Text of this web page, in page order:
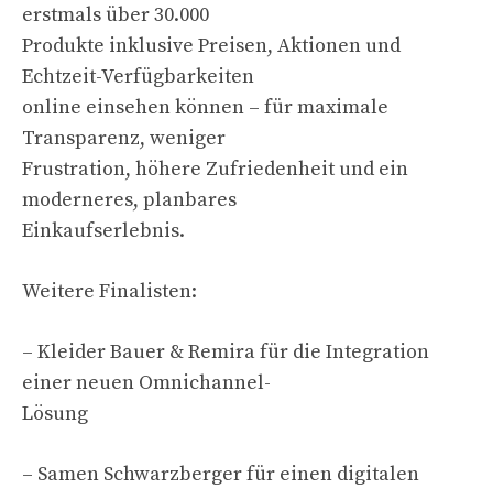
erstmals über 30.000
Produkte inklusive Preisen, Aktionen und
Echtzeit-Verfügbarkeiten
online einsehen können – für maximale
Transparenz, weniger
Frustration, höhere Zufriedenheit und ein
moderneres, planbares
Einkaufserlebnis.
Weitere Finalisten:
– Kleider Bauer & Remira für die Integration
einer neuen Omnichannel-
Lösung
– Samen Schwarzberger für einen digitalen